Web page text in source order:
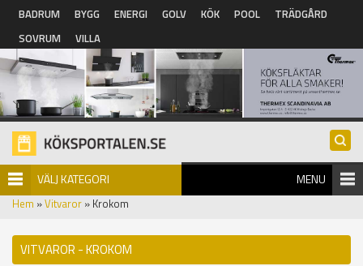
Hoppa till huvudinnehåll
BADRUM BYGG ENERGI GOLV KÖK POOL
TRÄDGÅRD
SOVRUM
VILLA
VÄLJ KATEGORI MENU
Hem »Vitvaror » Krokom
VITVAROR - KROKOM